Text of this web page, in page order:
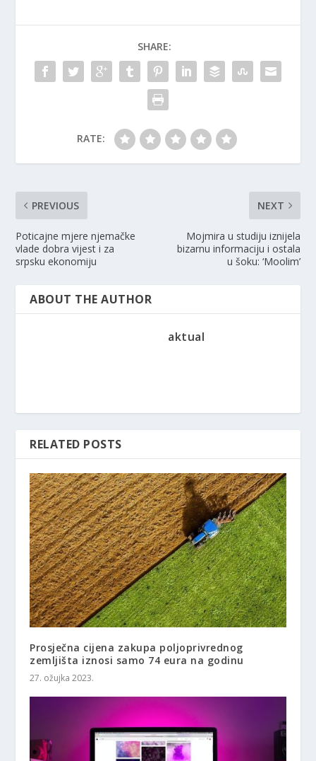
SHARE:
RATE:
PREVIOUS
Poticajne mjere njemačke
vlade dobra vijest i za
srpsku ekonomiju
NEXT
Mojmira u studiju iznijela
bizarnu informaciju i ostala
u šoku: ‘Moolim’
ABOUT THE AUTHOR
aktual
RELATED POSTS
Prosječna cijena zakupa poljoprivrednog
zemljišta iznosi samo 74 eura na godinu
27. ožujka 2023.